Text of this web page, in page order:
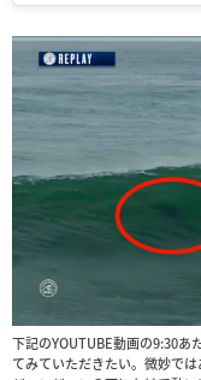
下記のYOUTUBE動画の9:30あ
てみていただきたい。微妙で